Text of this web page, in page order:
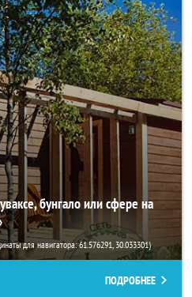
бунгало или сфере на
для навигатора: 61.576291, 30.033301)
ПОДРОБНЕЕ